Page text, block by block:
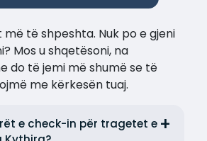
të shpeshta. Nuk po e gjeni
Mos u shqetësoni, na
do të jemi më shumë se të
me kërkesën tuaj.
e check-in për tragetet e